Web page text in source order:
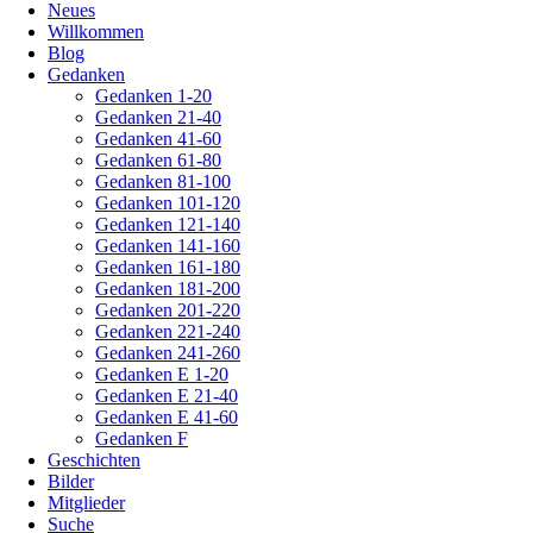
überspringen
Neues
Willkommen
Blog
Gedanken
Gedanken 1-20
Gedanken 21-40
Gedanken 41-60
Gedanken 61-80
Gedanken 81-100
Gedanken 101-120
Gedanken 121-140
Gedanken 141-160
Gedanken 161-180
Gedanken 181-200
Gedanken 201-220
Gedanken 221-240
Gedanken 241-260
Gedanken E 1-20
Gedanken E 21-40
Gedanken E 41-60
Gedanken F
Geschichten
Bilder
Mitglieder
Suche